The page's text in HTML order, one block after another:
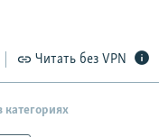
Читать без VPN
категориях